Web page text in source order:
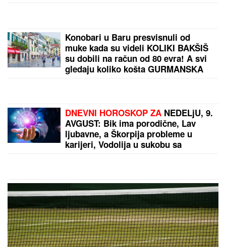
Jednu stvar danas treba STROGO
IZBEGAVATI da ne biste prizvali
nesreću, kaže narodni običaji, a ova
MOLITVA donosi ogroman mir i
ON JE NOVI UČESNIK ELITE 10
Željko Mitrović potvrdio njegov
ulazak: Nestao iz javnosti, pa pravio
skandale i bio hapšen